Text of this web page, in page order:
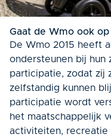
Gaat de Wmo ook op
De Wmo 2015 heeft
ondersteunen bij hun
participatie, zodat zij
zelfstandig kunnen
participatie wordt
het maatschappelijk
activiteiten, recreatie